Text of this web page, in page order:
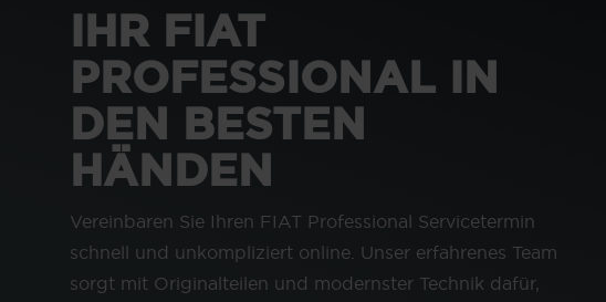
IHR FIAT
PROFESSIONAL IN
DEN BESTEN
HÄNDEN
Vereinbaren Sie Ihren FIAT Professional Servicetermin
schnell und unkompliziert online. Unser erfahrenes Team
sorgt mit Originalteilen und modernster Technik dafür,